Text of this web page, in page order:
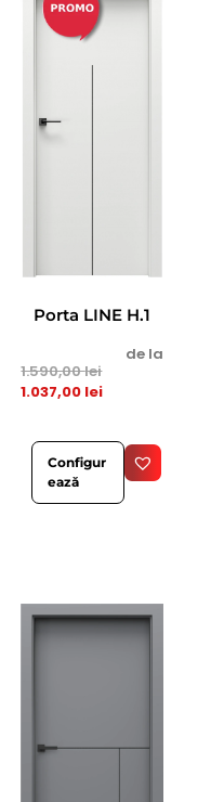
Porta LINE H.1
de la
1.590,00lei
1.037,00 lei
Configur
ează